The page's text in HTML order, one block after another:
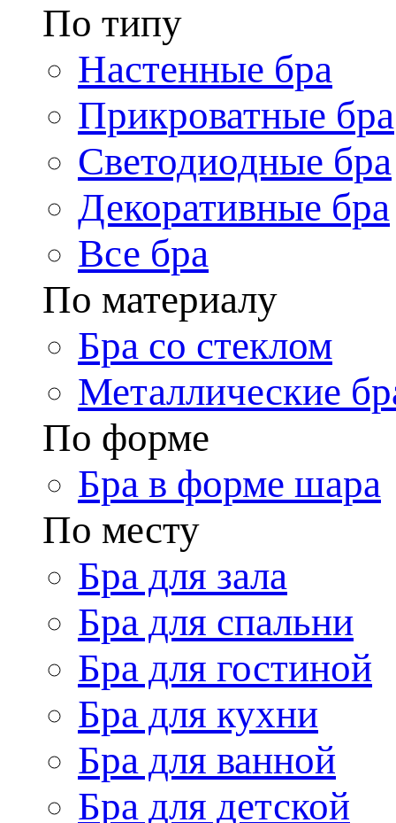
По типу
Настенные бра
Прикроватные бра
Светодиодные бра
Декоративные бра
Все бра
По материалу
Бра со стеклом
Металлические
По форме
Бра в форме шара
По месту
Бра для зала
Бра для спальни
Бра для гостиной
Бра для кухни
Бра для ванной
Бра для детской